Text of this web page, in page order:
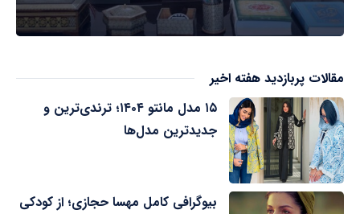
مقالات پربازدید هفته اخیر
۱۵ مدل مانتو ۱۴۰۴؛ ترندی‌ترین و
جدیدترین مدل‌ها
بیوگرافی کامل مهسا حجازی؛ از کودکی